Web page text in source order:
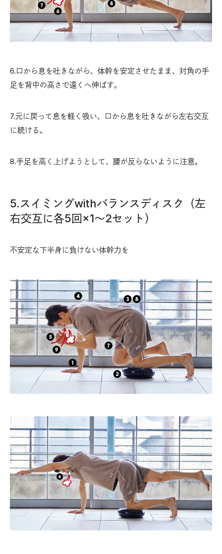
6.口から息を吐きながら、体幹を安定させたまま、対角の手
足を背中の高さで遠くへ伸ばす。
7.元に戻って息を軽く吸い、口から息を吐きながら左右交互
に続ける。
8.手足を高く上げようとして、腰が反らないように注意。
5.スイミングwithバランスディスク（左
右交互に各5回×1〜2セット）
不安定な下半身に負けない体幹力を